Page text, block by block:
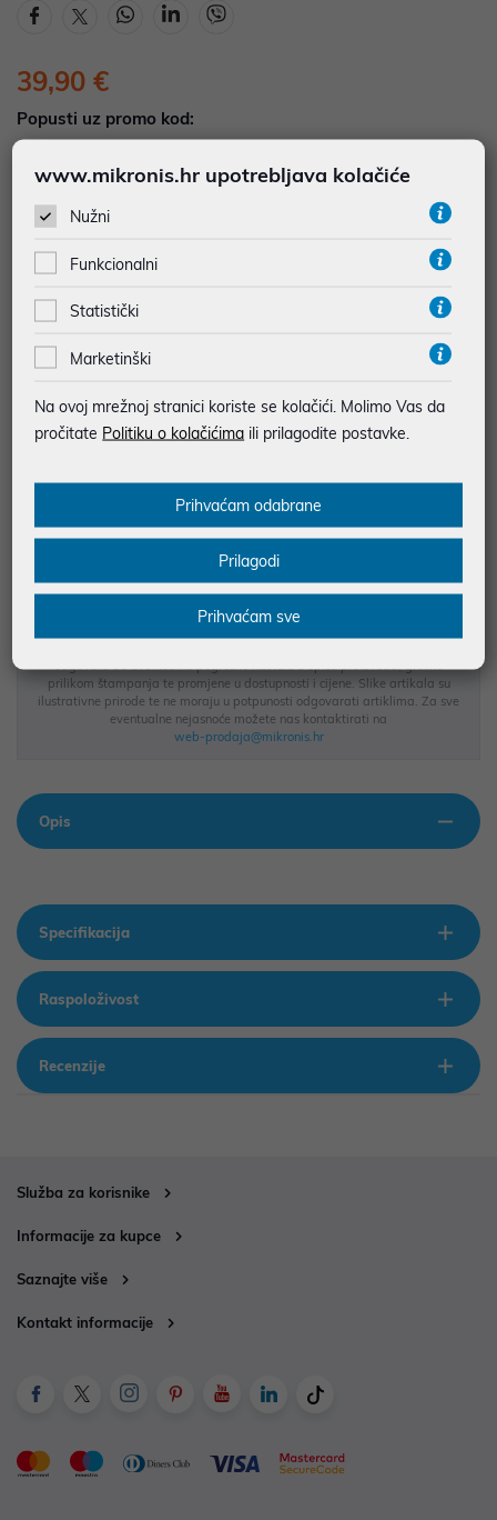
39,90 €
Popusti uz promo kod:
pay, Virman, Gotovina, Crypto) uz promo kod
"POPUST" , popusti se međusobno ne zbrajaju
Dodajte u košaricu
najam za pravne osobe od 12 do 36 mj. već od
Vidi detalje Pošalji upit
JAMSTVO 12 MJ.
odgovara za eventualne pogreške nastale u opisu proizvoda, greške
prilikom štampanja te promjene u dostupnosti i cijene. Slike artikala su
ilustrativne prirode te ne moraju u potpunosti odgovarati artiklima. Za sve
eventualne nejasnoće možete nas kontaktirati na
web-prodaja@mikronis.hr
Opis
Specifikacija
Raspoloživost
Recenzije
Služba za korisnike
Informacije za kupce
Saznajte više
Kontakt informacije
www.mikronis.hr upotrebljava kolačiće
Nužni
Funkcionalni
Statistički
Marketinški
Na ovoj mrežnoj stranici koriste se kolačići. Molimo Vas da
pročitate Politiku o kolačićima ili prilagodite postavke.
Prihvaćam odabrane
Prilagodi
Prihvaćam sve